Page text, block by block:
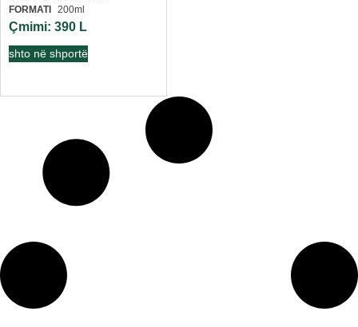
FORMATI 200ml
Çmimi: 390 L
shto në shportë